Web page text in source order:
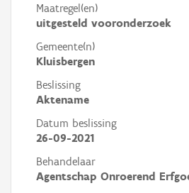
Maatregel(en)
uitgesteld vooronderzoek
Gemeente(n)
Kluisbergen
Beslissing
Aktename
Datum beslissing
26-09-2021
Behandelaar
Agentschap Onroerend